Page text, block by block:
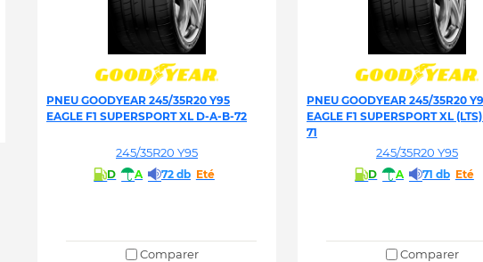
PNEU GOODYEAR 245/35R20 Y95
EAGLE F1 SUPERSPORT XL D-A-B-72
245/35R20 Y95
D A 72 db Eté
Comparer
PNEU GOODYEAR 245/35R20
EAGLE F1 SUPERSPORT XL
71
245/35R20 Y95
D A 71 db Eté
Comparer